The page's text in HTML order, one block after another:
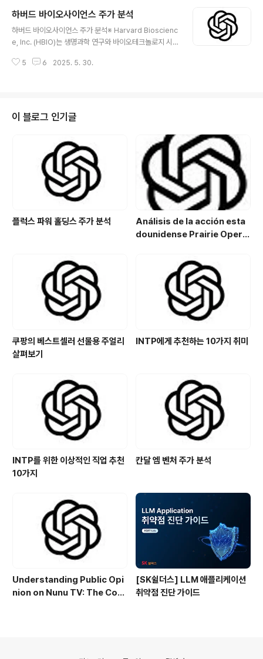
rket. By offering cutting-edge devices such as
microscopy-based systems, cellular and tissue
imaging technologies, and pr..
하버드 바이오사이언스 주가 분석
하버드 바이오사이언스 주가 분석※ Harvard Bioscienc
e, Inc. (HBIO)는 생명과학 연구와 바이오테크놀로지 시
도적인 기업입니다. 이 회사는 현미경 기반 장치, 세포 및
업 성격 상, 주식 변동성이 크지만, 장기적으로 지속적인 성
장 가능성을 가진 생명과학 솔루션 공급 회사로 주목받고
있습니다. 이번 글에서는 HBIO의 주가 상승 요인, 하락 위
험 요소들을 분석하며, 기술적 동향과 거래의 미래 전망을
타진합니다. 또한 투자자들이 고려해야 할 사항 및 투자 가
능성도 평가합..
5 6 2025. 5. 30.
이 블로그 인기글
플럭스 파워 홀딩스 주가 분석
Análisis de la acción esta
dounidense Prairie Opera
de crecimiento y estrategi
a de inversión en el sector
energético
쿠팡의 베스트셀러 선물용 주얼리
살펴보기
INTP에게 추천하는 10가지 취미
INTP를 위한 이상적인 직업 추천
10가지
칸달 엠 벤처 주가 분석
Understanding Public Opi
nion on Nunu TV: The Cont
[SK쉴더스] LLM 애플리케이션
취약점 진단 가이드